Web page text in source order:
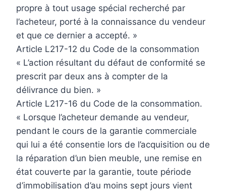
propre à tout usage spécial recherché par
l’acheteur, porté à la connaissance du vendeur
et que ce dernier a accepté. »
Article L217-12 du Code de la consommation
« L’action résultant du défaut de conformité se
prescrit par deux ans à compter de la
délivrance du bien. »
Article L217-16 du Code de la consommation.
« Lorsque l’acheteur demande au vendeur,
pendant le cours de la garantie commerciale
qui lui a été consentie lors de l’acquisition ou de
la réparation d’un bien meuble, une remise en
état couverte par la garantie, toute période
d’immobilisation d’au moins sept jours vient